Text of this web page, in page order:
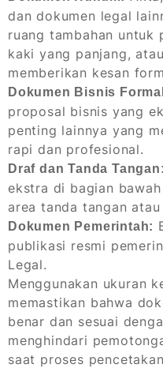
dan dokumen legal
ruang tambahan untuk
kaki yang panjang,
memberikan kesan
Dokumen Bisnis
proposal bisnis yang
penting lainnya yang
rapi dan profesional.
Draf dan Tanda Tangan:
ekstra di bagian
area tanda tangan
Dokumen Pemerintah:
publikasi resmi
Legal.
Menggunakan ukuran
memastikan bahwa
benar dan sesuai
menghindari
saat proses